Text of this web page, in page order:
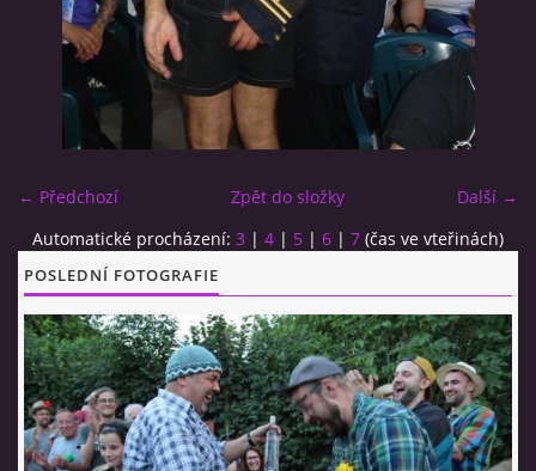
STUDENÁ KUCHYNĚ
CESTA KOLEM SVĚTA 2014 - VIDEO
VIDLÁCKÝ VÍCEBOJ 2023
CENÍK
← Předchozí Další →
Zpět do složky
Automatické procházení: 3 | 4 | 5 | 6 | 7 (čas ve vteřinách)
POSLEDNÍ FOTOGRAFIE